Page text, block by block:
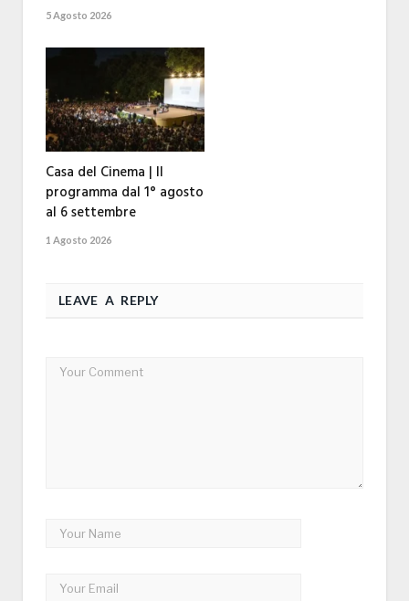
5 Agosto 2026
Casa del Cinema | Il
programma dal 1° agosto
al 6 settembre
1 Agosto 2026
LEAVE A REPLY